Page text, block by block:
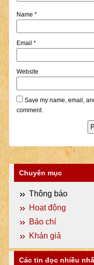
Name *
Email *
Website
Save my name, email,
comment.
Chuyên mục
Thông báo
Hoạt động
Báo chí
Khán giả
Các tin đọc nhiều